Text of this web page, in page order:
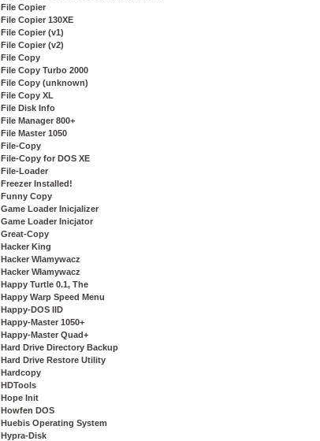
File Copier
File Copier 130XE
File Copier (v1)
File Copier (v2)
File Copy
File Copy Turbo 2000
File Copy (unknown)
File Copy XL
File Disk Info
File Manager 800+
File Master 1050
File-Copy
File-Copy for DOS XE
File-Loader
Freezer Installed!
Funny Copy
Game Loader Inicjalizer
Game Loader Inicjator
Great-Copy
Hacker King
Hacker Wlamywacz
Hacker Włamywacz
Happy Turtle 0.1, The
Happy Warp Speed Menu
Happy-DOS IID
Happy-Master 1050+
Happy-Master Quad+
Hard Drive Directory Backup
Hard Drive Restore Utility
Hardcopy
HDTools
Hope Init
Howfen DOS
Huebis Operating System
Hypra-Disk